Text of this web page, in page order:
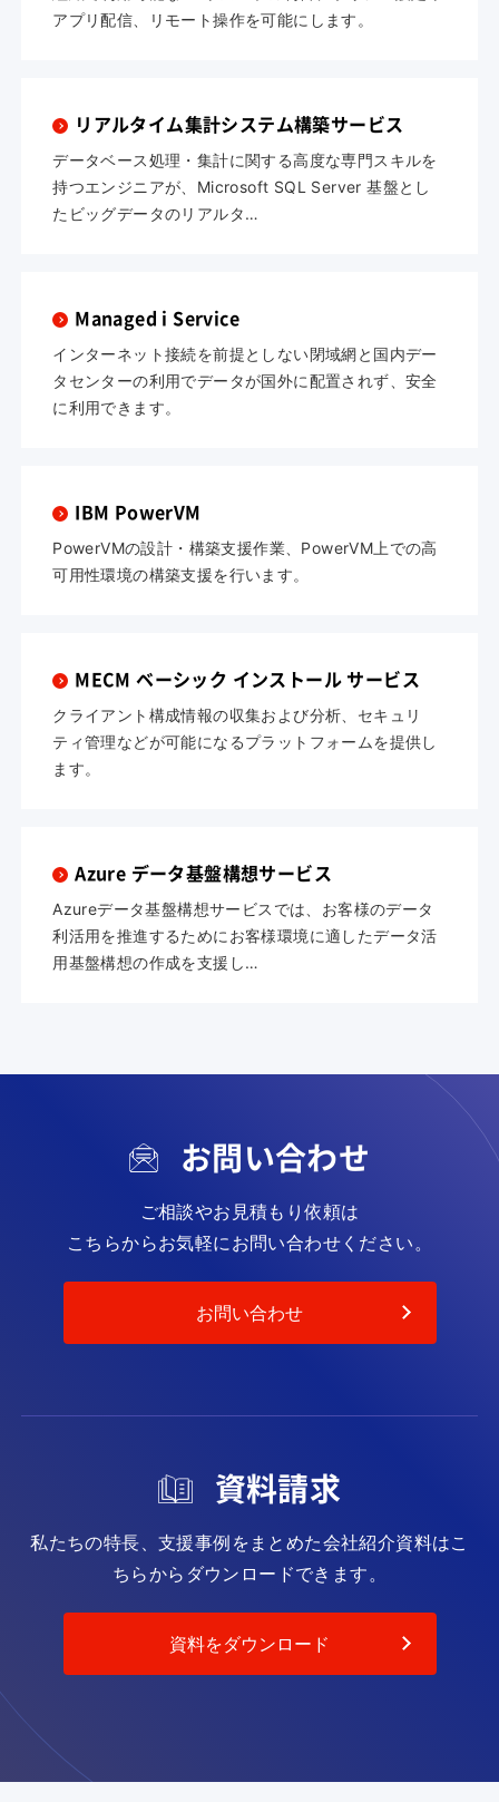
アプリ配信、リモート操作を可能にします。
リアルタイム集計システム構築サービス
データベース処理・集計に関する高度な専門スキルを
持つエンジニアが、Microsoft SQL Server 基盤とし
たビッグデータのリアルタ…
Managed i Service
インターネット接続を前提としない閉域網と国内デー
タセンターの利用でデータが国外に配置されず、安全
に利用できます。
IBM PowerVM
PowerVMの設計・構築支援作業、PowerVM上での高
可用性環境の構築支援を行います。
MECM ベーシック インストール サービス
クライアント構成情報の収集および分析、セキュリ
ティ管理などが可能になるプラットフォームを提供し
ます。
Azure データ基盤構想サービス
Azureデータ基盤構想サービスでは、お客様のデータ
利活用を推進するためにお客様環境に適したデータ活
用基盤構想の作成を支援し…
お問い合わせ
ご相談やお見積もり依頼は
こちらからお気軽にお問い合わせください。
お問い合わせ
資料請求
私たちの特長、支援事例をまとめた会社紹介資料はこ
ちらからダウンロードできます。
資料をダウンロード